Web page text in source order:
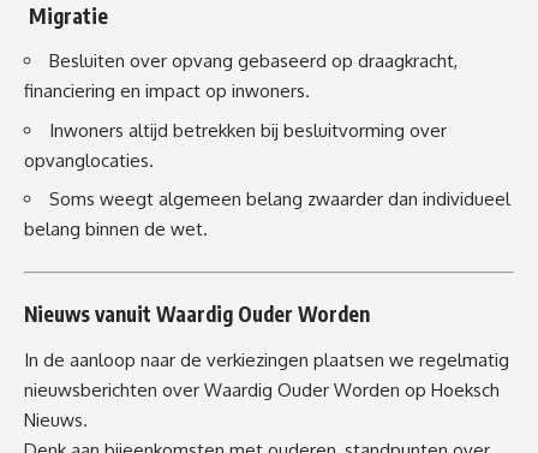
Migratie
Besluiten over opvang gebaseerd op draagkracht,
financiering en impact op inwoners.
Inwoners altijd betrekken bij besluitvorming over
opvanglocaties.
Soms weegt algemeen belang zwaarder dan individueel
belang binnen de wet.
Nieuws vanuit Waardig Ouder Worden
In de aanloop naar de verkiezingen plaatsen we regelmatig
nieuwsberichten over Waardig Ouder Worden op Hoeksch
Nieuws.